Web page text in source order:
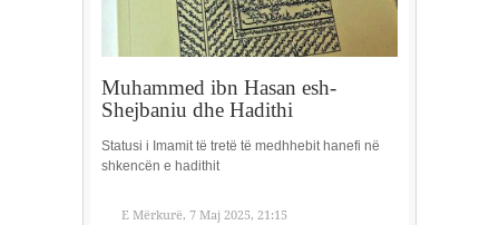
Muhammed ibn Hasan esh-
Shejbaniu dhe Hadithi
Statusi i Imamit të tretë të medhhebit hanefi në
shkencën e hadithit
E Mërkurë, 7 Maj 2025, 21:15